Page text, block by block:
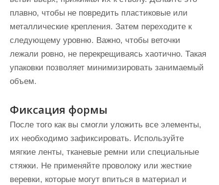
плавно, чтобы не повредить пластиковые или
металлические крепления. Затем переходите к
следующему уровню. Важно, чтобы веточки
лежали ровно, не перекрещиваясь хаотично. Такая
упаковки позволяет минимизировать занимаемый
объем.
Фиксация формы
После того как вы смогли уложить все элементы,
их необходимо зафиксировать. Используйте
мягкие ленты, тканевые ремни или специальные
стяжки. Не применяйте проволоку или жесткие
веревки, которые могут впиться в материал и